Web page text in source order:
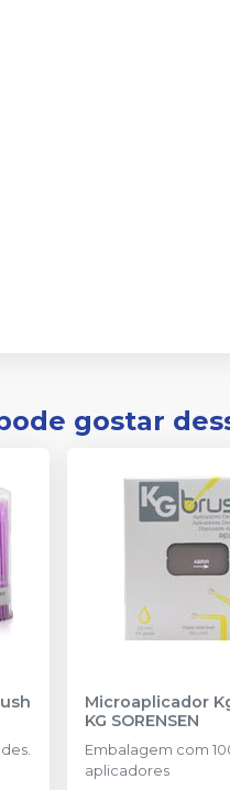
gostar
Microaplicador
KG SORENSEN
Embalagem com
aplicadores